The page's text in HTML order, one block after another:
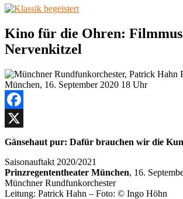
Kino für die Ohren:
Nervenkitzel
Facebook
X
Gänsehaut pur: Dafür brauchen wir die
Saisonauftakt 2020/2021
Prinzregententheater München, 16.
Münchner Rundfunkorchester
Leitung: Patrick Hahn – Foto: © Ingo Höhn